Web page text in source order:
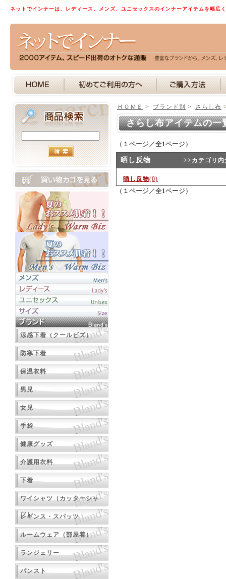
ネットでインナーは、レディース、メンズ、ユニセックスのインナーアイテムを幅広
涼感下着（クールビズ）
防寒下着
保温衣料
男児
女児
手袋
健康グッズ
介護用衣料
下着
ワイシャツ（カッターシャ
ツ）
レギンス・スパッツ
ルームウェア（部屋着）
ランジェリー
パンスト
ＨＯＭＥ > ブランド別 > さらし布
さらし布アイテムの
（１ページ／全1ページ）
晒し反物 >>カテゴリ内
晒し反物(0)
（１ページ／全1ページ）